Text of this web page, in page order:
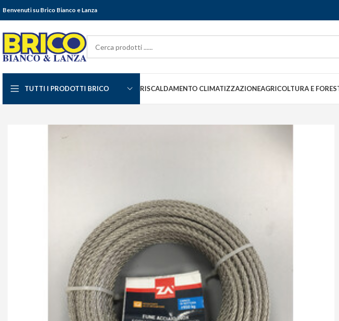
Benvenuti su Brico Bianco e Lanza
TUTTI I PRODOTTI BRICO RISCALDAMENTO CLIMATIZZAZIONEAGRICOLTURA E